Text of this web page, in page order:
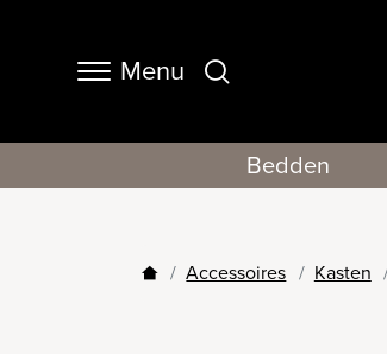
Navigation
Menu
Bedden
Accessoires Kasten